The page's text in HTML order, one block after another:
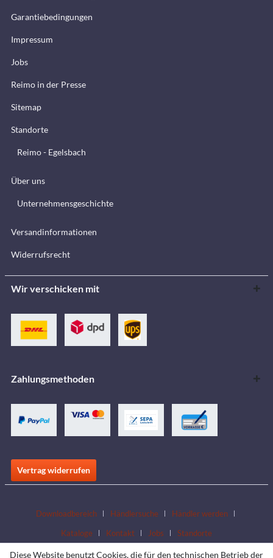
Garantiebedingungen
Impressum
Jobs
Reimo in der Presse
Sitemap
Standorte
Reimo - Egelsbach
Über uns
Unternehmensgeschichte
Versandinformationen
Widerrufsrecht
Wir verschicken mit
Zahlungsmethoden
Vertrag widerrufen
Downloadbereich Händlersuche
Händler werden
Kataloge
Kontakt Jobs Standorte
Diese Website benutzt Cookies, die für den technischen Betrieb der